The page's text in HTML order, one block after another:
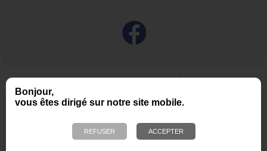
Bonjour,
vous êtes dirigé sur notre site mobile.
NOUS VOUS RECOMMANDONS ÉGALEMENT